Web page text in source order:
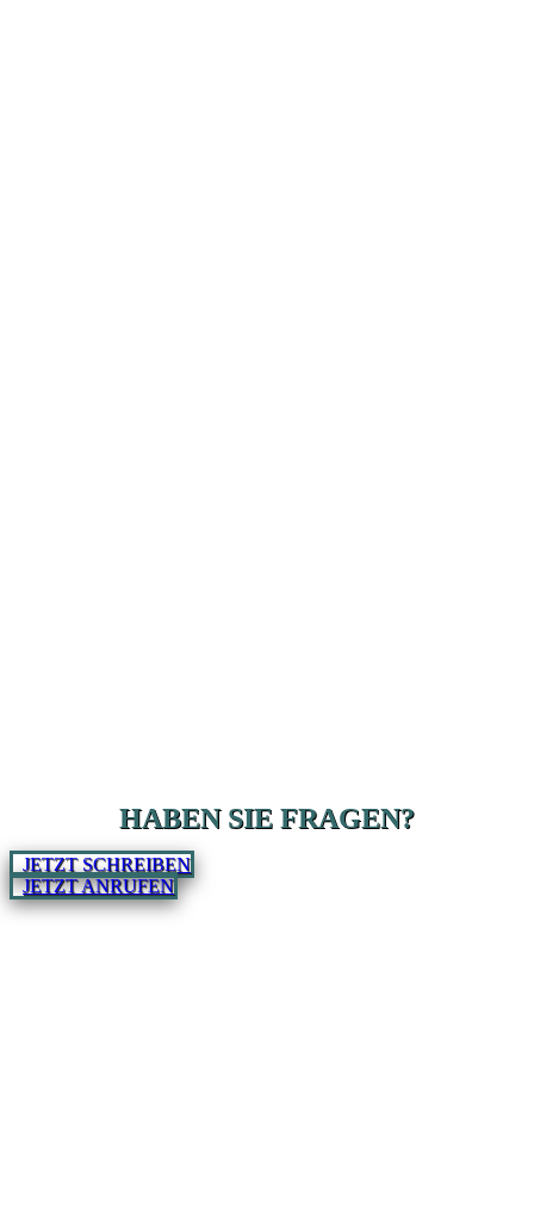
HABEN SIE FRAGEN?
JETZT SCHREIBEN
JETZT ANRUFEN